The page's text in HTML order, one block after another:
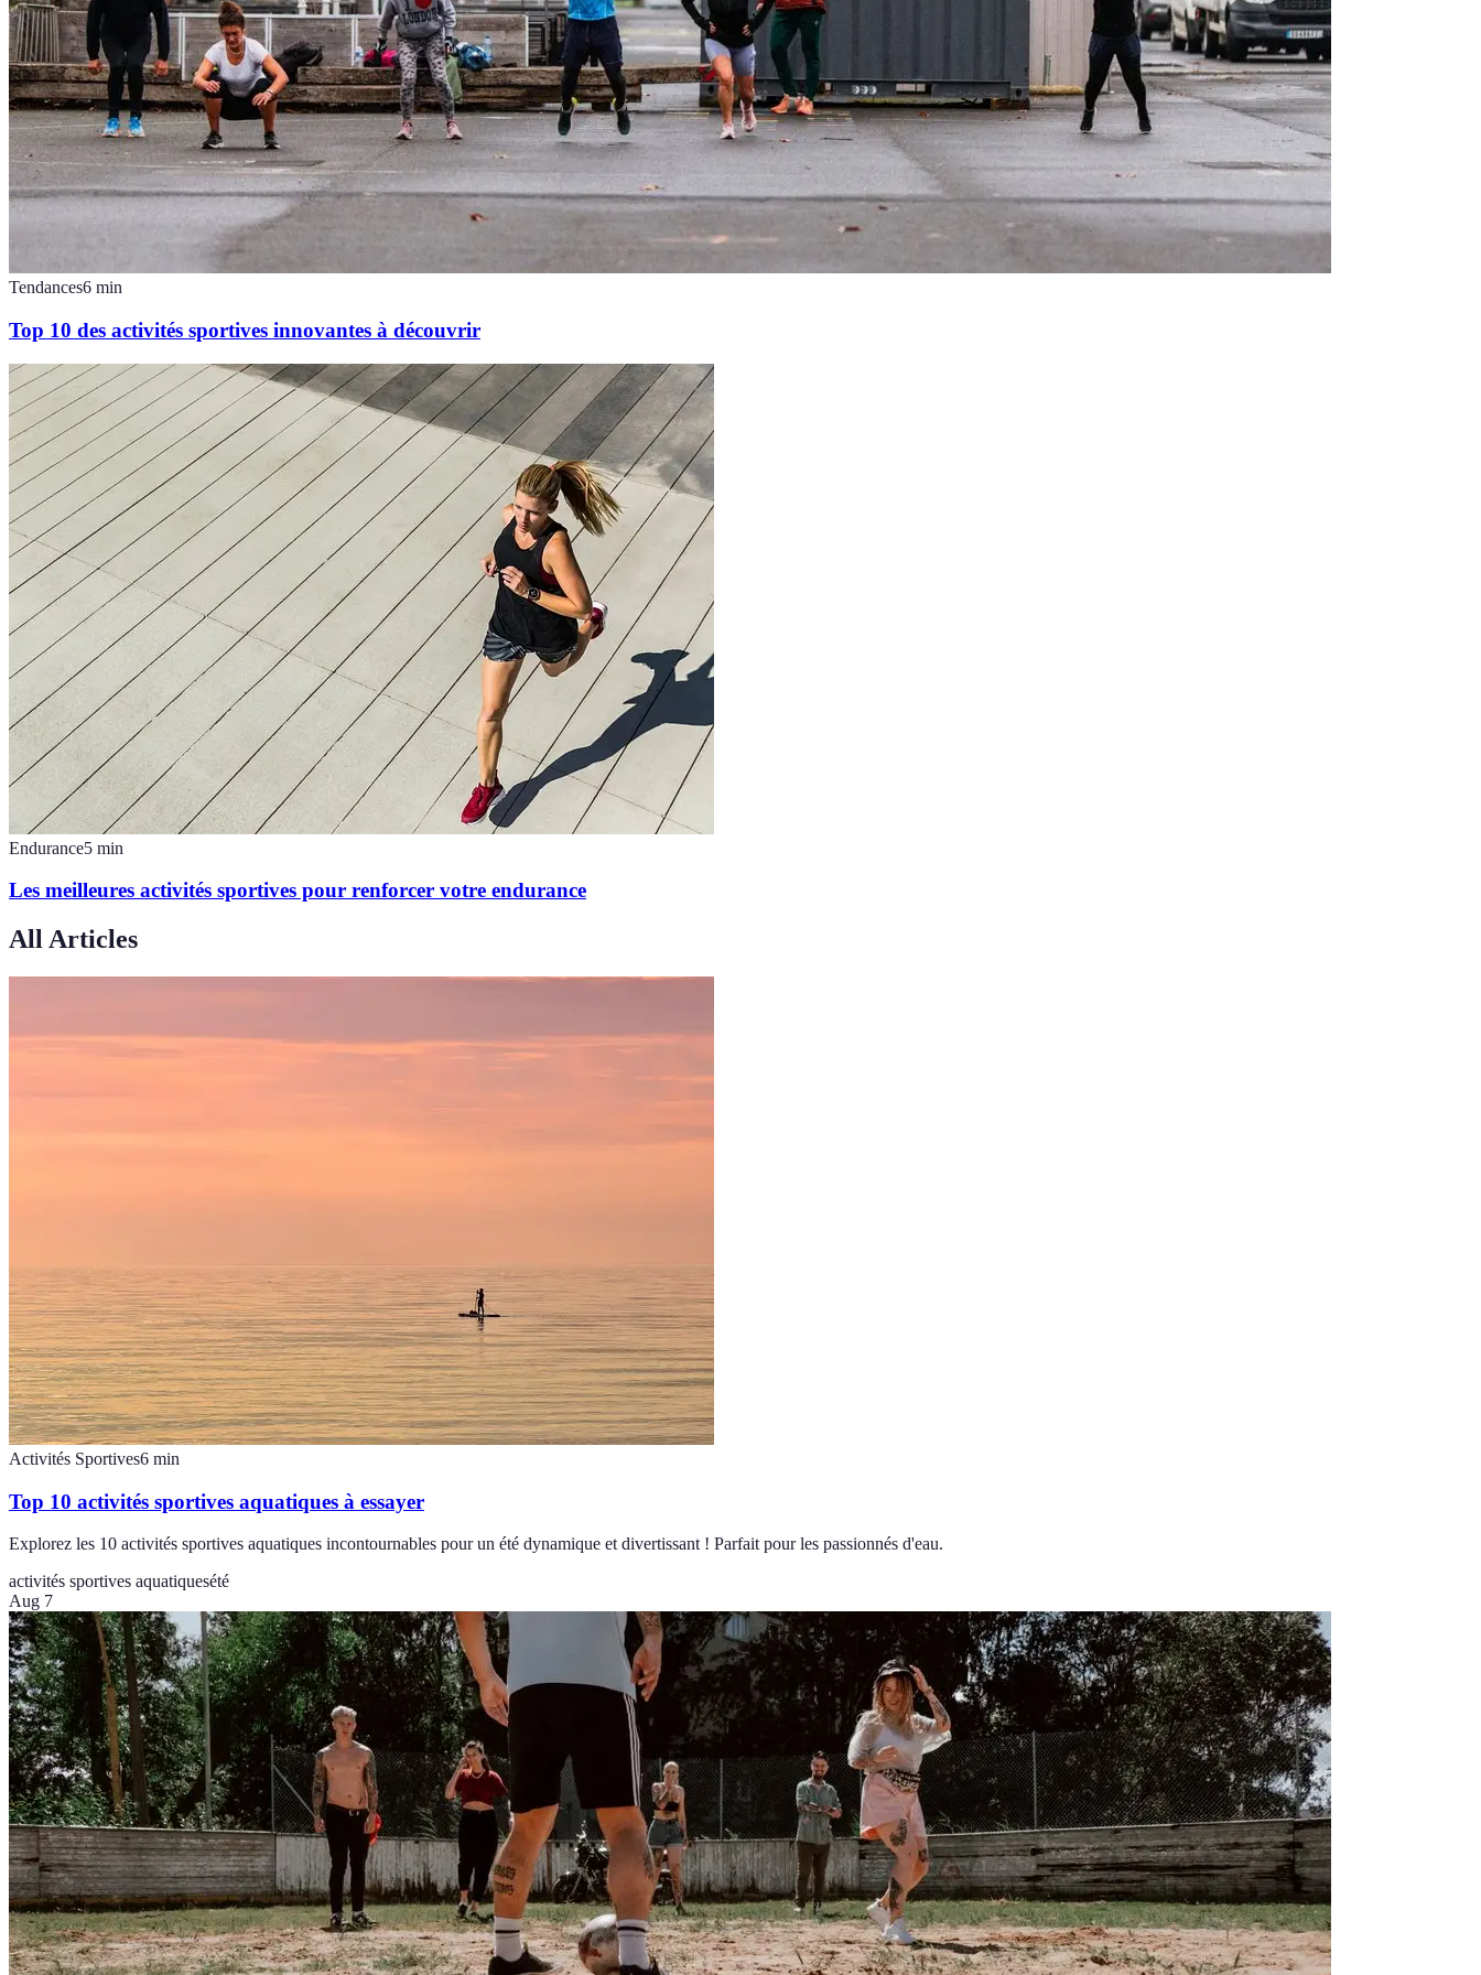
Tendances6 min
Top 10 des activités sportives innovantes à découvrir
Endurance5 min
Les meilleures activités sportives pour renforcer votre endurance
All Articles
Activités Sportives6 min
Top 10 activités sportives aquatiques à essayer
Explorez les 10 activités sportives aquatiques incontournables pour un été dynamique et divertissant ! Parfait pour les passionnés d'eau.
activités sportives aquatiquesété
Aug 7